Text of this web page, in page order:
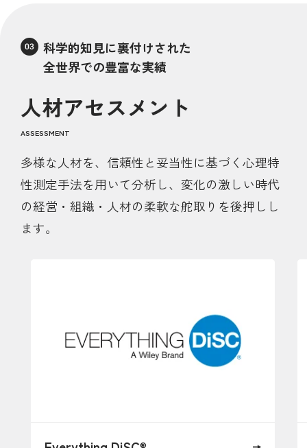
科学的知見に裏付けされた
全世界での豊富な実績
人材アセスメント
ASSESSMENT
多様な人材を、信頼性と妥当性に基づく心理特
性測定手法を用いて分析し、変化の激しい時代
の経営・組織・人材の柔軟な舵取りを後押しし
ます。
®